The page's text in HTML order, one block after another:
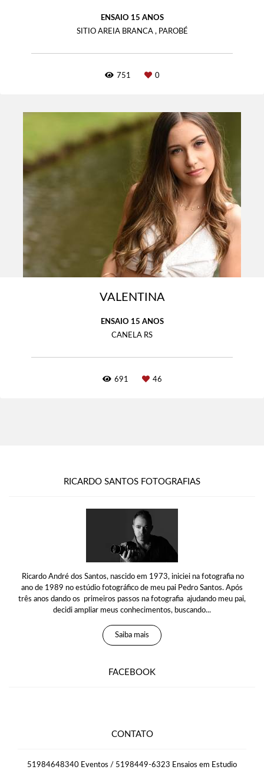
ENSAIO 15 ANOS
SITIO AREIA BRANCA , PAROBÉ
751 0
VALENTINA
ENSAIO 15 ANOS
CANELA RS
691 46
RICARDO SANTOS FOTOGRAFIAS
Ricardo André dos Santos, nascido em 1973, iniciei na fotografia no
ano de 1989 no estúdio fotográfico de meu pai Pedro Santos. Após
três anos dando os primeiros passos na fotografia ajudando meu pai,
decidi ampliar meus conhecimentos, buscando...
Saiba mais
FACEBOOK
CONTATO
51984648340 Eventos / 5198449-6323 Ensaios em Estudio